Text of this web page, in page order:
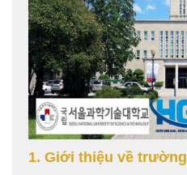
1. Giới thiệu về trường